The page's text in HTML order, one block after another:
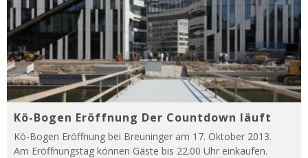
Kö-Bogen Eröffnung Der Countdown läuft
Kö-Bogen Eröffnung bei Breuninger am 17. Oktober 2013.
Am Eröffnungstag können Gäste bis 22.00 Uhr einkaufen.